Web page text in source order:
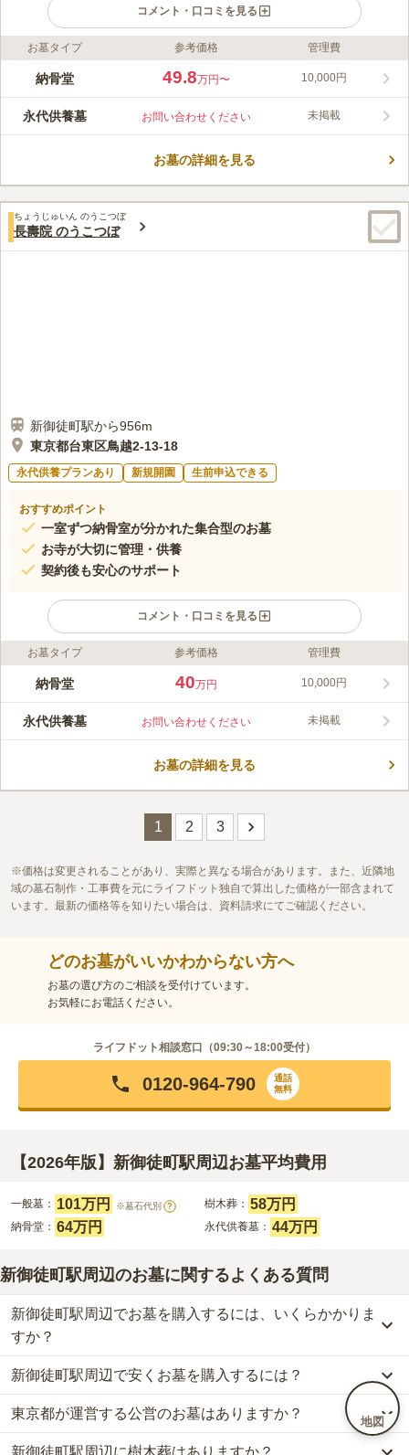
地図
コメント・口コミを見る
ライフドット編集部のコメント
徳川家ゆかりの桃林寺にある永代供養墓です。桃林寺は松平右京
寺院です。日本庭園の様な自然がひろがっており、美しい緑と鮮
やかな花が特徴的です。蓮のさく墓域も日本らしさを感じさせら
従来のお墓と近い形で利用できるマンション型のお墓となってい
この霊園はまだ誰からも評価されていません。
お墓タイプ 参考価格 管理費
納骨堂 49.8万円〜 10,000円
永代供養墓 お問い合わせください 未掲載
お墓の詳細を見る
ちょうじゅいん のうこつぼ
長壽院 のうこつぼ
新御徒町駅から956m
東京都台東区鳥越2-13-18
永代供養プランあり 新規開園 生前申込できる
おすすめポイント
一室ずつ納骨室が分かれた集合型のお墓
お寺が大切に管理・供養
契約後も安心のサポート
コメント・口コミを見る
ライフドット編集部のコメント
長壽寺 のうこつぼは、東京都台東区にあります。賑やかな一角
有名なお寺です。最寄り駅から徒歩数分の距離にあり、バス停も
すぐ近くにあるため、アクセス方法はさまざまです。のうこつぼ
この霊園はまだ誰からも評価されていません。
お墓タイプ 参考価格 管理費
納骨堂 40万円 10,000円
永代供養墓 お問い合わせください 未掲載
お墓の詳細を見る
1 2 3
価格は変更されることがあり、実際と異なる場合があります。また、近隣地
域の墓石制作・工事費を元にライフドット独自で算出した価格が一部含まれて
います。最新の価格等を知りたい場合は、資料請求にてご確認ください。
どのお墓がいいかわからない方へ
お墓の選び方のご相談を受付けています。
お気軽にお電話ください。
ライフドット相談窓口（09:30～18:00受付）
0120-964-790
通話
無料
【2026年版】新御徒町駅周辺お墓平均費用
一般墓： 101万円 ※墓石代別 ? 樹木葬： 58万円
納骨堂： 64万円 永代供養墓： 44万円
新御徒町駅周辺のお墓に関するよくある質問
新御徒町駅周辺でお墓を購入するには、いくらかかりま
すか？
新御徒町駅周辺での購入費用の目安は、一般墓が約268万円、樹木
葬が約58万円、納骨堂が約64万円、永代供養墓が約44万円です。
一般墓を建てる場合は、「永代使用料（土地代）」と「墓石代」の
2つが主な費用となります。
新御徒町駅周辺で安くお墓を購入するには？
新御徒町駅周辺で一番安価なお墓は、浄土真宗東本願寺派 本山 東
本願寺の一般墓で、1万円からお求めいただけます。
東京都が運営する公営のお墓はありますか？
新御徒町駅周辺に樹木葬はありますか？